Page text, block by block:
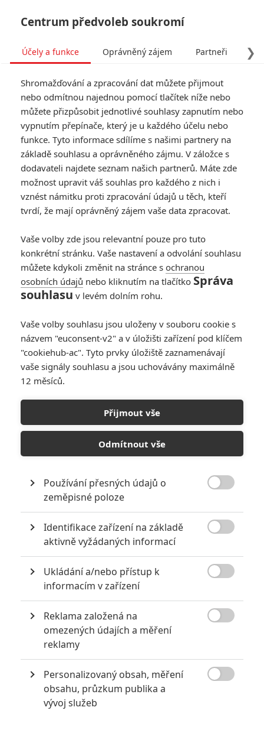
Licorice Pizza: Syn
zesnulého hereckého
velikána debutuje v područí
hereckého génia
Petr Slavík - (Anarvin) , 27.09.2021 20:08
KOMENTÁŘE 0
PŘIDAT NOVÝ KOMENTÁŘ
Pro psaní komentářů, se přihlašte.
10
Recenze: Zcela výjimečná Gerta
Schnirch nebarví hnus českých dějin
narůžovo
5
zámku úroveň štědrovečerních
pohádek nepozvedla
8
6
Recenze: Godzilla x Kong: Nové
impérium
8
POSLEDNÍ KOMENTOVANÉ
ČLÁNEK | 01.08.2026 16:40
Centrum předvoleb soukromí
❯
Účely a funkce Oprávněný zájem Partneři
Shromažďování a zpracování dat můžete přijmout
nebo odmítnou najednou pomocí tlačítek níže nebo
můžete přizpůsobit jednotlivé souhlasy zapnutím nebo
vypnutím přepínače, který je u každého účelu nebo
funkce. Tyto informace sdílíme s našimi partnery na
základě souhlasu a oprávněného zájmu. V záložce s
dodavateli najdete seznam našich partnerů. Máte zde
možnost upravit váš souhlas pro každého z nich i
vznést námitku proti zpracování údajů u těch, kteří
tvrdí, že mají oprávněný zájem vaše data zpracovat.
Vaše volby zde jsou relevantní pouze pro tuto
konkrétní stránku. Vaše nastavení a odvolání souhlasu
můžete kdykoli změnit na stránce s ochranou
osobních údajů nebo kliknutím na tlačítko Správa
souhlasu v levém dolním rohu.
Vaše volby souhlasu jsou uloženy v souboru cookie s
názvem "euconsent-v2" a v úložišti zařízení pod klíčem
"cookiehub-ac". Tyto prvky úložiště zaznamenávají
vaše signály souhlasu a jsou uchovávány maximálně
12 měsíců.
Přijmout vše
Odmítnout vše
Používání přesných údajů o
zeměpisné poloze
Identifikace zařízení na základě
aktivně vyžádaných informací
Ukládání a/nebo přístup k
informacím v zařízení
Reklama založená na
omezených údajích a měření
reklamy
Personalizovaný obsah, měření
obsahu, průzkum publika a
vývoj služeb